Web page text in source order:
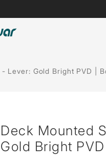
Lever: Gold Bright PVD |
Deck Mounted
Gold Bright